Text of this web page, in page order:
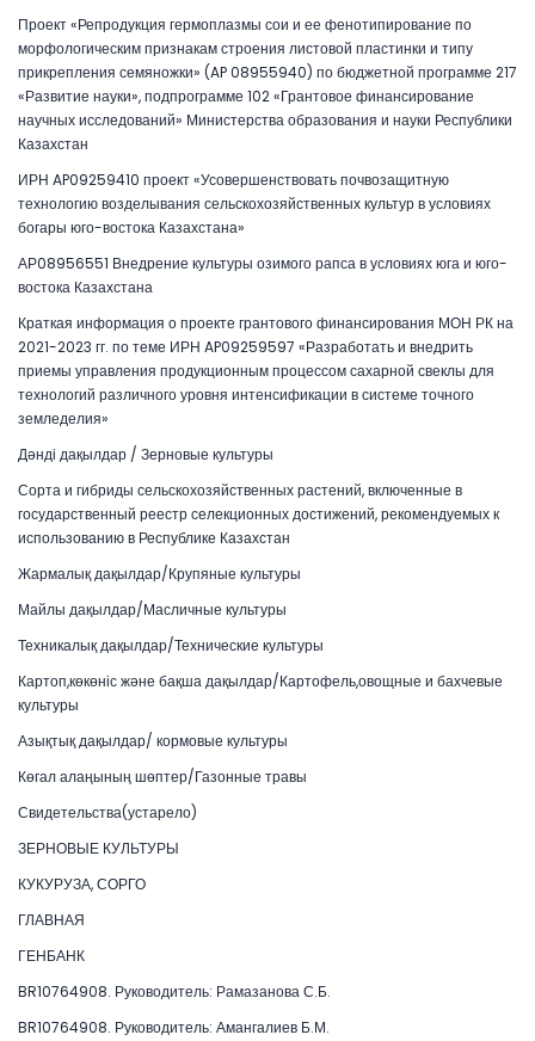
Проект «Репродукция гермоплазмы сои и ее фенотипирование по
морфологическим признакам строения листовой пластинки и типу
прикрепления семяножки» (AP 08955940) по бюджетной программе 217
«Развитие науки», подпрограмме 102 «Грантовое финансирование
научных исследований» Министерства образования и науки Республики
Казахстан
ИРН AP09259410 проект «Усовершенствовать почвозащитную
технологию возделывания сельскохозяйственных культур в условиях
богары юго-востока Казахстана»
АР08956551 Внедрение культуры озимого рапса в условиях юга и юго-
востока Казахстана
Краткая информация о проекте грантового финансирования МОН РК на
2021-2023 гг. по теме ИРН AP09259597 «Разработать и внедрить
приемы управления продукционным процессом сахарной свеклы для
технологий различного уровня интенсификации в системе точного
земледелия»
Дәнді дақылдар / Зерновые культуры
Сорта и гибриды сельскохозяйственных растений, включенные в
государственный реестр селекционных достижений, рекомендуемых к
использованию в Республике Казахстан
Жармалық дақылдар/Крупяные культуры
Майлы дақылдар/Масличные культуры
Техникалық дақылдар/Технические культуры
Картоп,көкөніс және бақша дақылдар/Картофель,овощные и бахчевые
культуры
Азықтық дақылдар/ кормовые культуры
Көгал алаңының шөптер/Газонные травы
Свидетельства(устарело)
ЗЕРНОВЫЕ КУЛЬТУРЫ
КУКУРУЗА, СОРГО
ГЛАВНАЯ
ГЕНБАНК
BR10764908. Руководитель: Рамазанова С.Б.
BR10764908. Руководитель: Амангалиев Б.М.